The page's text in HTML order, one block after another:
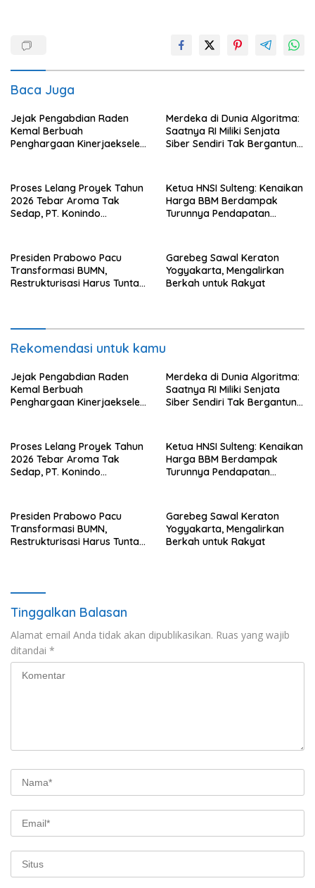
Baca Juga
Jejak Pengabdian Raden
Kemal Berbuah
Penghargaan Kinerjaekselen
Merdeka di Dunia Algoritma:
Saatnya RI Miliki Senjata
Siber Sendiri Tak Bergantung
Proses Lelang Proyek Tahun
2026 Tebar Aroma Tak
Sedap, PT. Konindo
Ketua HNSI Sulteng: Kenaikan
Harga BBM Berdampak
Turunnya Pendapatan
Presiden Prabowo Pacu
Transformasi BUMN,
Restrukturisasi Harus Tuntas
Garebeg Sawal Keraton
Yogyakarta, Mengalirkan
Berkah untuk Rakyat
Rekomendasi untuk kamu
Jejak Pengabdian Raden
Kemal Berbuah
Penghargaan Kinerjaekselen
Merdeka di Dunia Algoritma:
Saatnya RI Miliki Senjata
Siber Sendiri Tak Bergantung
Proses Lelang Proyek Tahun
2026 Tebar Aroma Tak
Sedap, PT. Konindo
Ketua HNSI Sulteng: Kenaikan
Harga BBM Berdampak
Turunnya Pendapatan
Presiden Prabowo Pacu
Transformasi BUMN,
Restrukturisasi Harus Tuntas
Garebeg Sawal Keraton
Yogyakarta, Mengalirkan
Berkah untuk Rakyat
Tinggalkan Balasan
Alamat email Anda tidak akan dipublikasikan. Ruas yang wajib
ditandai *